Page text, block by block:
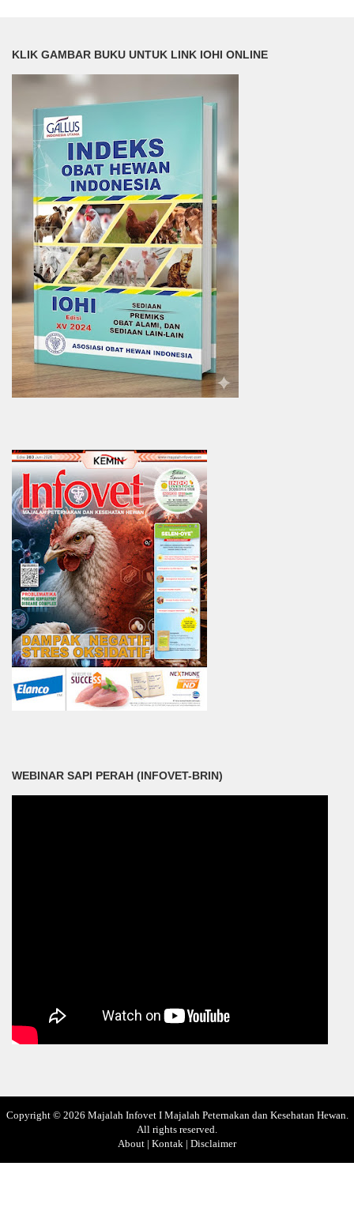
KLIK GAMBAR BUKU UNTUK LINK IOHI ONLINE
WEBINAR SAPI PERAH (INFOVET-BRIN)
Copyright © 2026 Majalah Infovet I Majalah Peternakan dan Kesehatan Hewan.
All rights reserved.
About | Kontak | Disclaimer